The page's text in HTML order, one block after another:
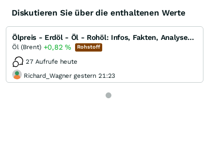
Diskutieren Sie über die enthaltenen Werte
Ölpreis - Erdöl - Öl - Rohöl: Infos, Fakten, Analysen, Charts und Ausblick
Öl (Brent) +0,82 % Rohstoff
27 Aufrufe heute
Richard_Wagner gestern 21:23